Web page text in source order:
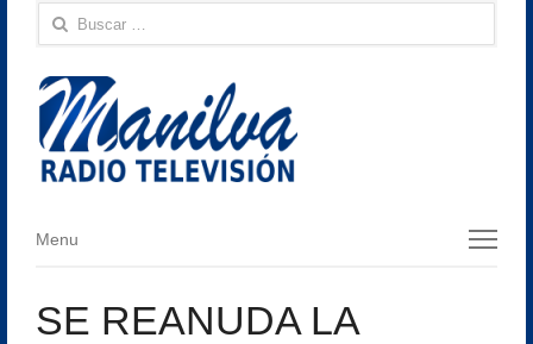
Buscar:
Menu
Menu
SE REANUDA LA